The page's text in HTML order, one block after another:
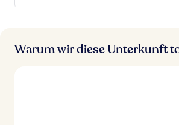
Warum wir diese Unterkunft